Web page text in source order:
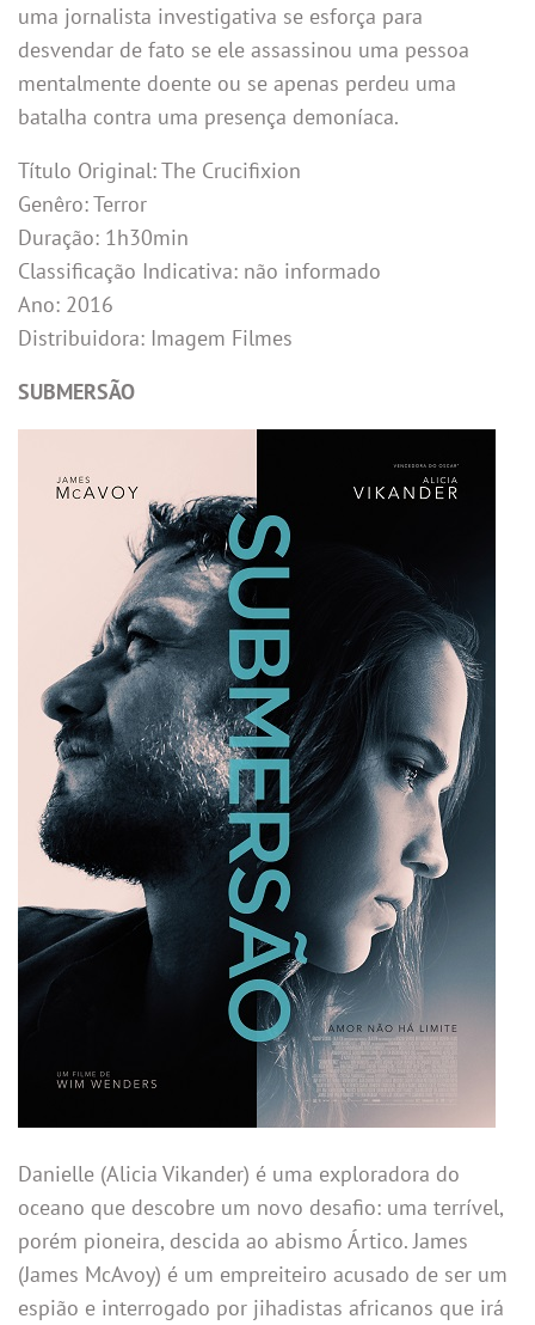
uma jornalista investigativa se esforça para
desvendar de fato se ele assassinou uma pessoa
mentalmente doente ou se apenas perdeu uma
batalha contra uma presença demoníaca.
Título Original: The Crucifixion
Genêro: Terror
Duração: 1h30min
Classificação Indicativa: não informado
Ano: 2016
Distribuidora: Imagem Filmes
SUBMERSÃO
Danielle (Alicia Vikander) é uma exploradora do
oceano que descobre um novo desafio: uma terrível,
porém pioneira, descida ao abismo Ártico. James
(James McAvoy) é um empreiteiro acusado de ser um
espião e interrogado por jihadistas africanos que irá